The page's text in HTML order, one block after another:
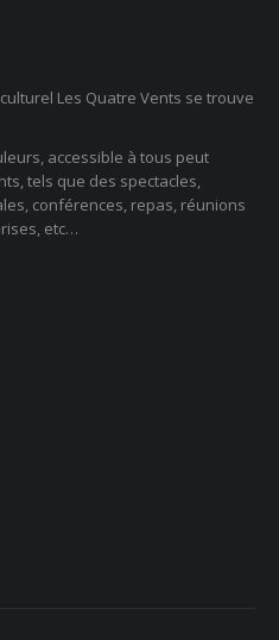
Les Quatre Vents se trouve
accessible à tous peut
tels que des spectacles,
conférences, repas, réunions
etc…